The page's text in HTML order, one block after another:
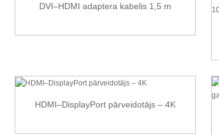
DVI–HDMI adaptera kabelis 1,5 m
HDMI–DisplayPort pārveidotājs – 4K